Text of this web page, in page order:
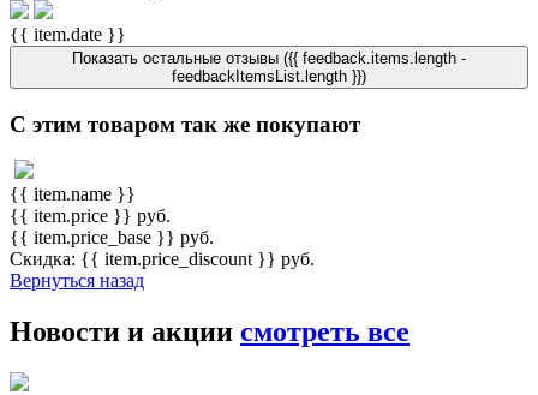
{{ item.date }}
Показать остальные отзывы ({{ feedback.items.length -
feedbackItemsList.length }})
С этим товаром так же покупают
{{ item.name }}
{{ item.price }} руб.
{{ item.price_base }} руб.
Скидка: {{ item.price_discount }} руб.
Вернуться назад
Новости и акции смотреть все